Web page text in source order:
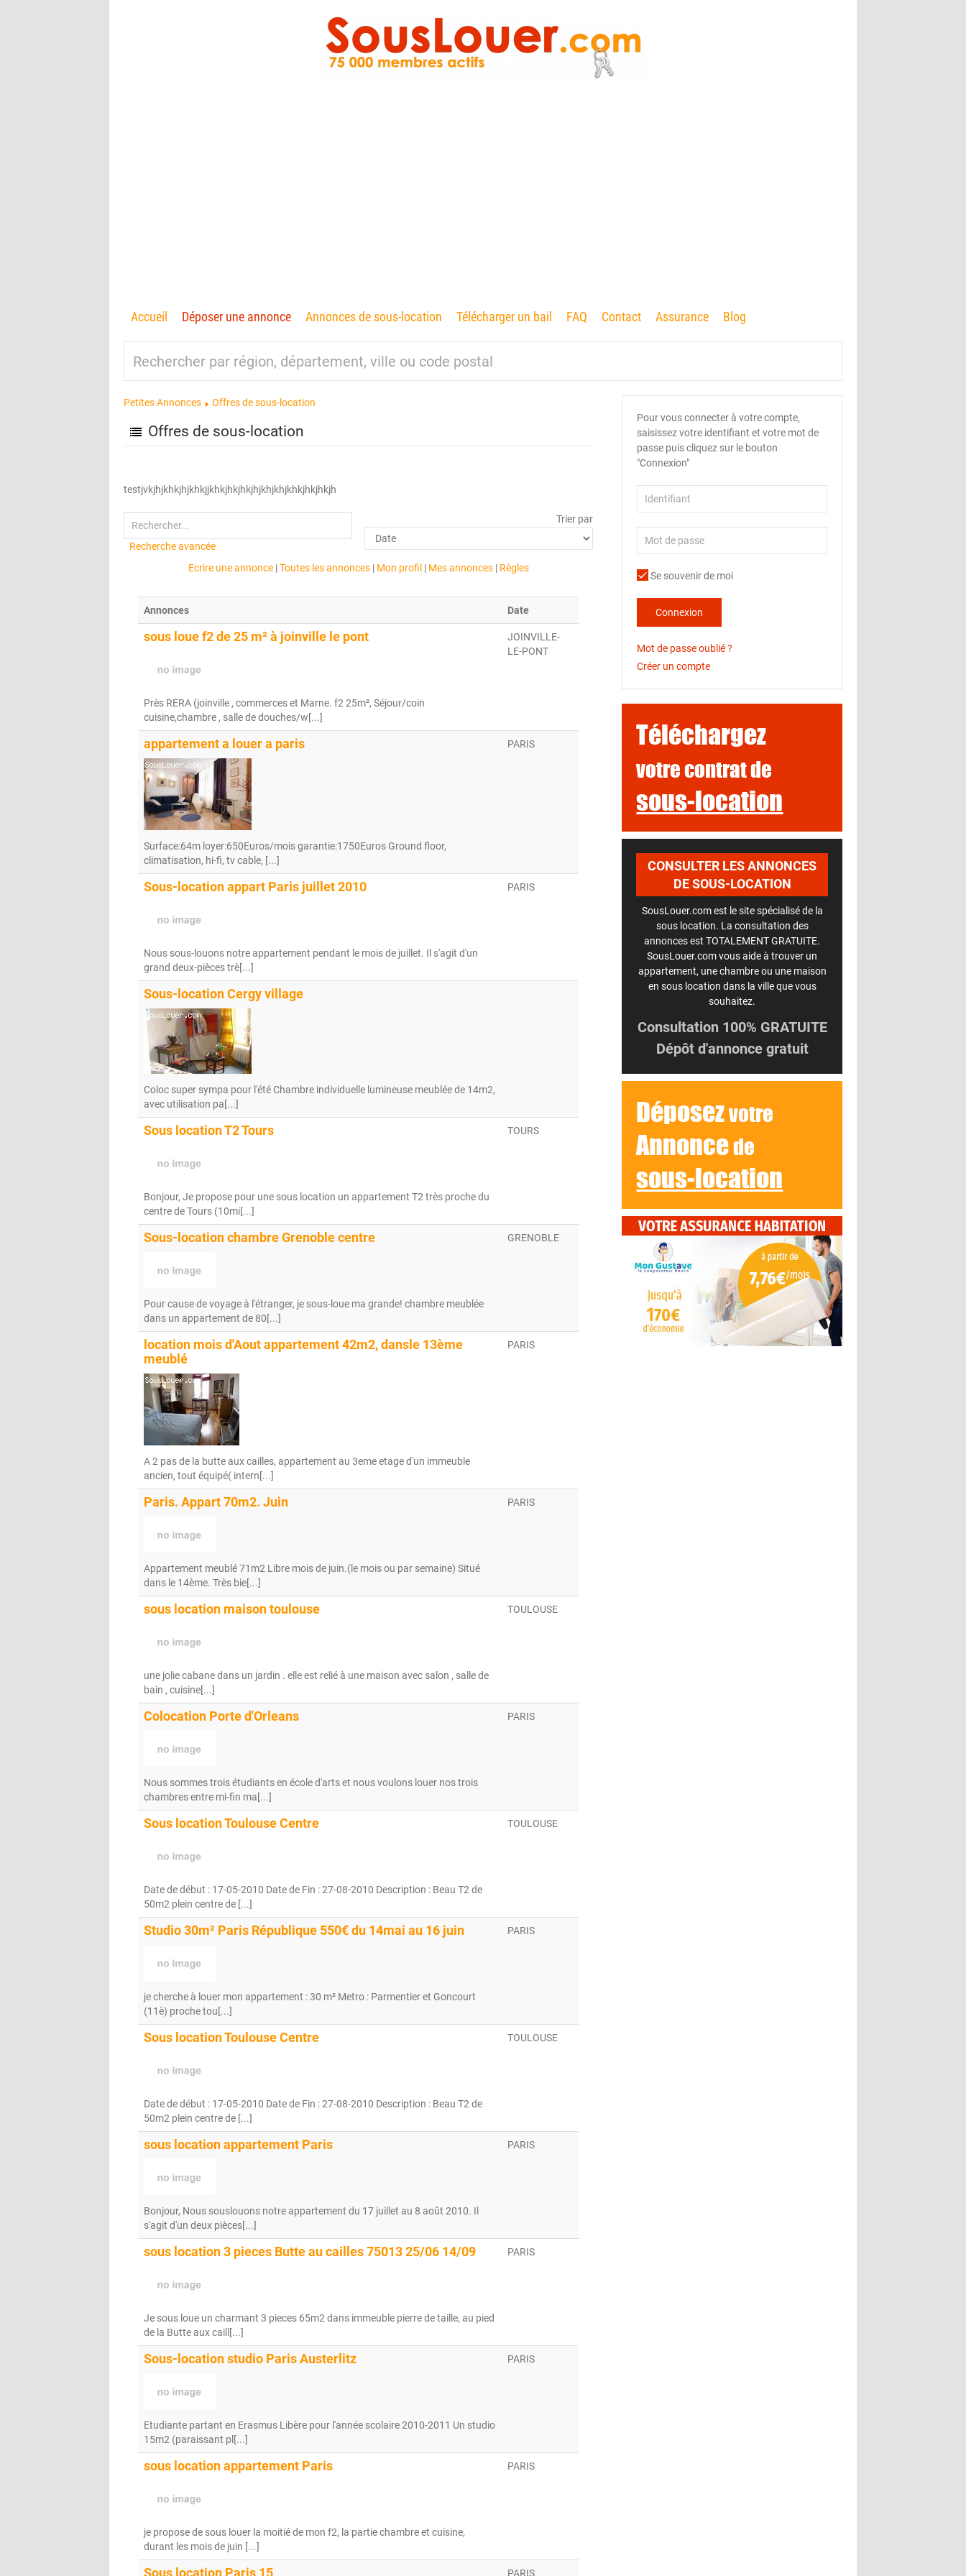
Accueil Déposer une annonce Annonces de sous-location Télécharger un bail FAQ Contact Assurance Blog
Petites Annonces Offres de sous-location
Offres de sous-location
testjvkjhjkhkjhjkhkjjkhkjhkjhkjhjkhjkhjkhkjhkjhkjh
Recherche avancée
Trier par
Ecrire une annonce|Toutes les annonces| Mon profil | Mes annonces| Règles
Annonces Date
sous loue f2 de 25 m² à joinville le pont
Près RERA (joinville , commerces et Marne. f2 25m², Séjour/coin
cuisine,chambre , salle de douches/w[...]
JOINVILLE-
LE-PONT
appartement a louer a paris
Surface:64m loyer:650Euros/mois garantie:1750Euros Ground floor,
climatisation, hi-fi, tv cable, [...]
PARIS
Sous-location appart Paris juillet 2010
Nous sous-louons notre appartement pendant le mois de juillet. Il s'agit d'un
grand deux-pièces trè[...]
PARIS
Sous-location Cergy village
Coloc super sympa pour l'été Chambre individuelle lumineuse meublée de 14m2,
avec utilisation pa[...]
Sous location T2 Tours
Bonjour, Je propose pour une sous location un appartement T2 très proche du
centre de Tours (10mi[...]
TOURS
Sous-location chambre Grenoble centre
Pour cause de voyage à l'étranger, je sous-loue ma grande! chambre meublée
dans un appartement de 80[...]
GRENOBLE
location mois d'Aout appartement 42m2, dansle 13ème
meublé
A 2 pas de la butte aux cailles, appartement au 3eme etage d'un immeuble
ancien, tout équipé( intern[...]
PARIS
Paris. Appart 70m2. Juin
Appartement meublé 71m2 Libre mois de juin.(le mois ou par semaine) Situé
dans le 14ème. Très bie[...]
PARIS
sous location maison toulouse
une jolie cabane dans un jardin . elle est relié à une maison avec salon , salle de
bain , cuisine[...]
TOULOUSE
Colocation Porte d'Orleans
Nous sommes trois étudiants en école d'arts et nous voulons louer nos trois
chambres entre mi-fin ma[...]
PARIS
Sous location Toulouse Centre
Date de début : 17-05-2010 Date de Fin : 27-08-2010 Description : Beau T2 de
50m2 plein centre de [...]
TOULOUSE
Studio 30m² Paris République 550€ du 14mai au 16 juin
je cherche à louer mon appartement : 30 m² Metro : Parmentier et Goncourt
(11è) proche tou[...]
PARIS
Sous location Toulouse Centre
Date de début : 17-05-2010 Date de Fin : 27-08-2010 Description : Beau T2 de
50m2 plein centre de [...]
TOULOUSE
sous location appartement Paris
Bonjour, Nous souslouons notre appartement du 17 juillet au 8 août 2010. Il
s'agit d'un deux pièces[...]
PARIS
sous location 3 pieces Butte au cailles 75013 25/06 14/09
Je sous loue un charmant 3 pieces 65m2 dans immeuble pierre de taille, au pied
de la Butte aux caill[...]
PARIS
Sous-location studio Paris Austerlitz
Etudiante partant en Erasmus Libère pour l'année scolaire 2010-2011 Un studio
15m2 (paraissant pl[...]
PARIS
sous location appartement Paris
je propose de sous louer la moitié de mon f2, la partie chambre et cuisine,
durant les mois de juin [...]
PARIS
Sous location Paris 15 PARIS
Pour vous connecter à votre compte,
saisissez votre identifiant et votre mot de
passe puis cliquez sur le bouton
"Connexion"
Se souvenir de moi
Connexion
Mot de passe oublié ?
Créer un compte
Téléchargez
votre contrat de
sous-location
CONSULTER LES ANNONCES
DE SOUS-LOCATION
SousLouer.com est le site spécialisé de la
sous location. La consultation des
annonces est TOTALEMENT GRATUITE.
SousLouer.com vous aide à trouver un
appartement, une chambre ou une maison
en sous location dans la ville que vous
souhaitez.
Consultation 100% GRATUITE
Dépôt d'annonce gratuit
Déposezvotre
Annoncede
sous-location